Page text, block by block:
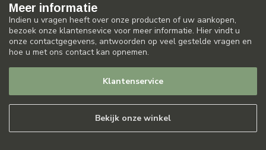
Meer informatie
Indien u vragen heeft over onze producten of uw aankopen,
bezoek onze klantensevice voor meer informatie. Hier vindt u
onze contactgegevens, antwoorden op veel gestelde vragen en
hoe u met ons contact kan opnemen.
Klantenservice
Bekijk onze winkel